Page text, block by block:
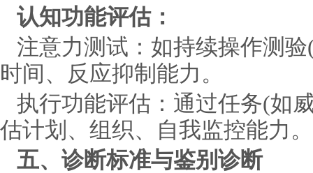
认知功能评估：
注意力测试：如持续操作测
时间、反应抑制能力。
执行功能评估：通过任务(如
估计划、组织、自我监控能力。
五、诊断标准与鉴别诊断